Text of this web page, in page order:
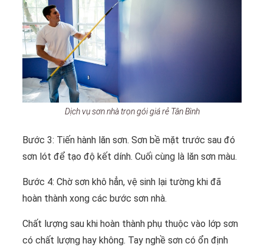
Dịch vụ sơn nhà trọn gói giá rẻ Tân Bình
Bước 3: Tiến hành lăn sơn. Sơn bề mặt trước sau đó
sơn lót để tạo độ kết dính. Cuối cùng là lăn sơn màu.
Bước 4: Chờ sơn khô hẳn, vệ sinh lại tường khi đã
hoàn thành xong các bước sơn nhà.
Chất lượng sau khi hoàn thành phụ thuộc vào lớp sơn
có chất lượng hay không. Tay nghề sơn có ổn định